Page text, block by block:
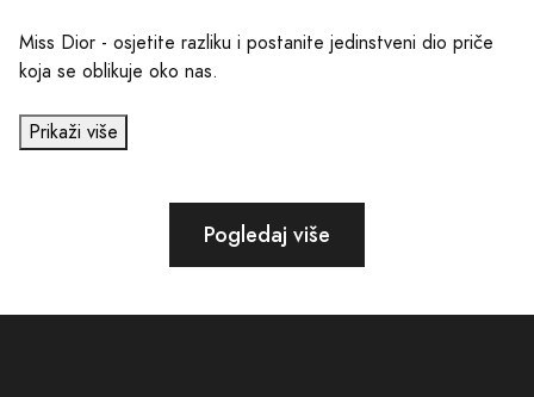
Miss Dior - osjetite razliku i postanite jedinstveni dio priče
koja se oblikuje oko nas.
Prikaži više
Pogledaj više